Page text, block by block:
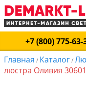
+7 (800) 775-63-
Главная / Каталог/
люстра Оливия